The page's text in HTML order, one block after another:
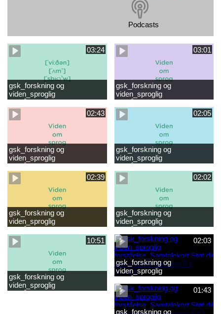
Podcasts
03:24
gsk_forskning og
viden_sproglig
læsevanskeligheder.mp4
03:01
gsk_forskning og
viden_sproglig
første læsning 6-8 år.mp4
02:43
gsk_forskning og
viden_sproglig
forståelse_Støt dit barns
fortsatte læsning 8-10 år.mp4
02:05
gsk_forskning og
viden_sproglig
forståelse_Snak med dit barn
6 mdr-2 år.mp4
02:39
gsk_forskning og
viden_sproglig
forståelse_Snak med dit barn
2-6 år.mp4
02:02
gsk_forskning og
viden_sproglig
forståelse_Snak med din
baby 0-6 mdr.mp4
10:51
gsk_forskning og
viden_sproglig
forståelse_Barnets sproglige
02:03
gsk_forskning og
viden_sproglig
forståelse_Samtalekort Støt
dit barns første læsning 6-8
år.mp3
01:43
gsk_forskning og